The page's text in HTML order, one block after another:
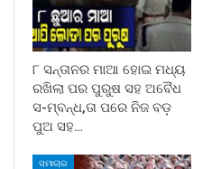
୮ ସନ୍ତାନର ମାଆ ହୋଇ ମଧ୍ୟ
ରଖିଲା ପର ପୁରୁଷ ସହ ଅବୈଧ
ସ-ମ୍ବନ୍ଧ,ତା ପରେ ନିଜ ବଡ଼
ପୁଅ ସହ…
ସମାଚାର